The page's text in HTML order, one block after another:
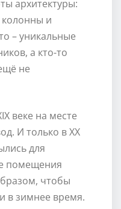
архитектуры:
и
– уникальные
а кто-то
не
веке на месте
И только в XX
для
помещения
чтобы
в зимнее время.